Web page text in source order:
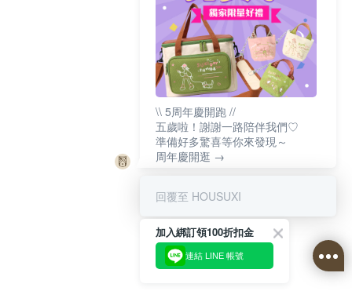
\\ 5周年慶開跑 //
五歲啦！謝謝一路陪伴我們♡
準備好多驚喜等你來發現～
周年慶開逛 →
回覆至 HOUSUXI
加入綁訂領100折扣金
連結 LINE 帳號